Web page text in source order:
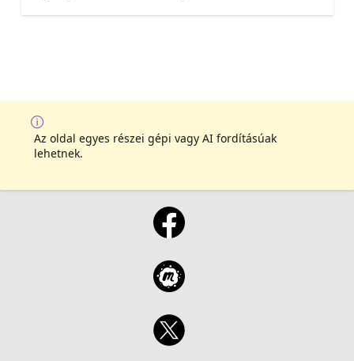
Az oldal egyes részei gépi vagy AI fordításúak
lehetnek.